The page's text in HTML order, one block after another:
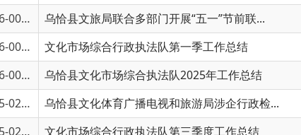
乌恰县文化市场综合执法队2025年工作总结
乌恰县文化体育广播电视和旅游局涉企行政检...
文化市场综合行政执法队第三季度工作总结
乌恰县开展节前文化市场联合检查
乌恰县文化市场综合执法队2025年第二季度工...